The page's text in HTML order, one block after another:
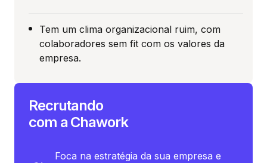
Tem um clima organizacional ruim, com
colaboradores sem fit com os valores da
empresa.
Recrutando
com a Chawork
Foca na estratégia da sua empresa e